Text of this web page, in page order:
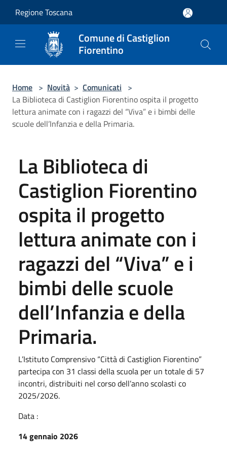
Regione Toscana
Comune di Castiglion
Fiorentino
Home > Novità > Comunicati >
La Biblioteca di Castiglion Fiorentino ospita il progetto
lettura animate con i ragazzi del “Viva” e i bimbi delle
scuole dell’Infanzia e della Primaria.
La Biblioteca di
Castiglion Fiorentino
ospita il progetto
lettura animate con i
ragazzi del “Viva” e i
bimbi delle scuole
dell’Infanzia e della
Primaria.
L’Istituto Comprensivo “Città di Castiglion Fiorentino”
partecipa con 31 classi della scuola per un totale di 57
incontri, distribuiti nel corso dell’anno scolasti co
2025/2026.
Data :
14 gennaio 2026